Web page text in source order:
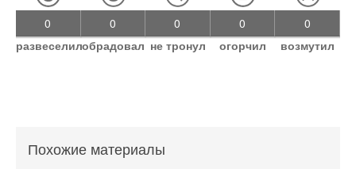
0
развеселил
0
обрадовал
0
не тронул
0
огорчил
0
возмутил
Похожие материалы